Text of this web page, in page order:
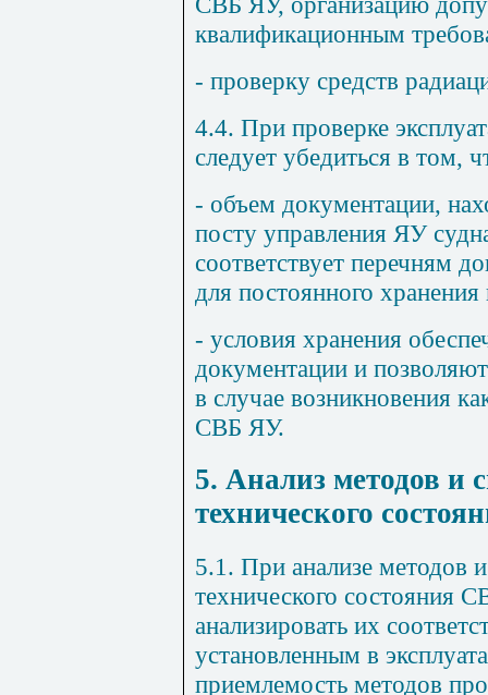
квалификационным
- проверку средств
4.4. При проверке
следует убедиться в том,
- объем документации,
посту управления ЯУ
соответствует перечням
для постоянного
- условия хранения
документации и
в случае возникновения
СВБ ЯУ.
5. Анализ методов и
технического
5.1. При анализе методов
технического состояния
анализировать их
установленным в
приемлемость методов